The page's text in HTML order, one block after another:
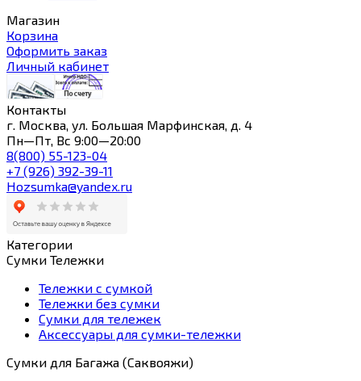
Магазин
Корзина
Оформить заказ
Личный кабинет
Контакты
г. Москва, ул. Большая Марфинская, д. 4
Пн—Пт, Вс 9:00—20:00
8(800) 55-123-04
+7 (926) 392-39-11
Hozsumka@yandex.ru
Категории
Сумки Тележки
Тележки с сумкой
Тележки без сумки
Сумки для тележек
Аксессуары для сумки-тележки
Сумки для Багажа (Саквояжи)